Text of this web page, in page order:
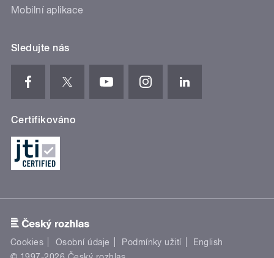
Mobilní aplikace
Sledujte nás
Certifikováno
Cookies Osobní údaje Podmínky užití
English